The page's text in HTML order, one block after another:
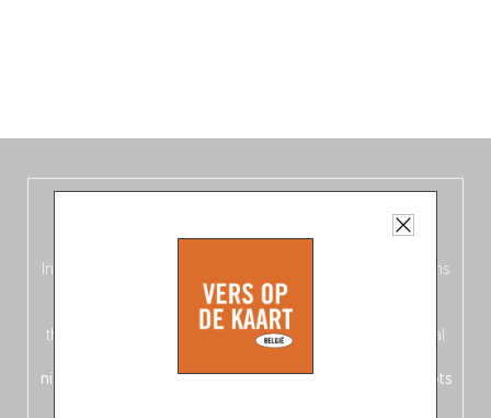
De nieuwe België-gids, vers uit de
oven!
In deze
(Frans
op de voorkant, Nederlands op de achterkant – of is het
omgekeerd?) vind je eenmagazinegedeelte
thema ‘Nord-Zuid’, waarin Fooding zich afvraagt: welke taal
nieuwe adressen
10 bekroonde hotspots